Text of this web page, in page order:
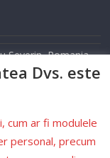
Severin, Romania
Dvs. este
cum ar fi modulele
personal, precum